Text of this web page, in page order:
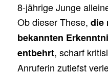
8-jährige Junge
Ob dieser These, die
bekannten
entbehrt, scharf
Anruferin zutiefst